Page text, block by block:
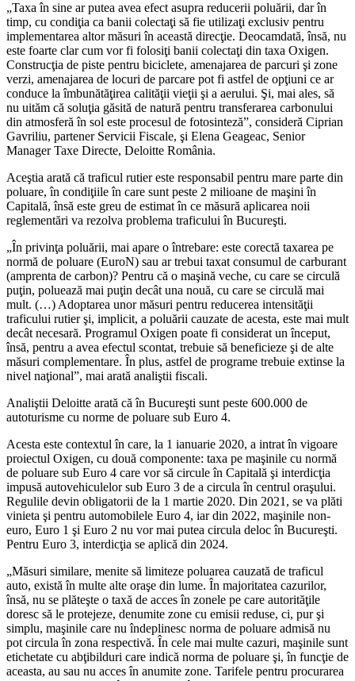
„Taxa în sine ar putea avea efect asupra reducerii poluării, dar în
timp, cu condiţia ca banii colectaţi să fie utilizaţi exclusiv pentru
implementarea altor măsuri în această direcţie. Deocamdată, însă, nu
este foarte clar cum vor fi folosiţi banii colectaţi din taxa Oxigen.
Construcţia de piste pentru biciclete, amenajarea de parcuri şi zone
verzi, amenajarea de locuri de parcare pot fi astfel de opţiuni ce ar
conduce la îmbunătăţirea calităţii vieţii şi a aerului. Şi, mai ales, să
nu uităm că soluţia găsită de natură pentru transferarea carbonului
din atmosferă în sol este procesul de fotosinteză”, consideră Ciprian
Gavriliu, partener Servicii Fiscale, şi Elena Geageac, Senior
Manager Taxe Directe, Deloitte România.
Aceştia arată că traficul rutier este responsabil pentru mare parte din
poluare, în condiţiile în care sunt peste 2 milioane de maşini în
Capitală, însă este greu de estimat în ce măsură aplicarea noii
reglementări va rezolva problema traficului în Bucureşti.
„În privinţa poluării, mai apare o întrebare: este corectă taxarea pe
normă de poluare (EuroN) sau ar trebui taxat consumul de carburant
(amprenta de carbon)? Pentru că o maşină veche, cu care se circulă
puţin, poluează mai puţin decât una nouă, cu care se circulă mai
mult. (…) Adoptarea unor măsuri pentru reducerea intensităţii
traficului rutier şi, implicit, a poluării cauzate de acesta, este mai mult
decât necesară. Programul Oxigen poate fi considerat un început,
însă, pentru a avea efectul scontat, trebuie să beneficieze şi de alte
măsuri complementare. În plus, astfel de programe trebuie extinse la
nivel naţional”, mai arată analiştii fiscali.
Analiştii Deloitte arată că în Bucureşti sunt peste 600.000 de
autoturisme cu norme de poluare sub Euro 4.
Acesta este contextul în care, la 1 ianuarie 2020, a intrat în vigoare
proiectul Oxigen, cu două componente: taxa pe maşinile cu normă
de poluare sub Euro 4 care vor să circule în Capitală şi interdicţia
impusă autovehiculelor sub Euro 3 de a circula în centrul oraşului.
Regulile devin obligatorii de la 1 martie 2020. Din 2021, se va plăti
vinieta şi pentru automobilele Euro 4, iar din 2022, maşinile non-
euro, Euro 1 şi Euro 2 nu vor mai putea circula deloc în Bucureşti.
Pentru Euro 3, interdicţia se aplică din 2024.
„Măsuri similare, menite să limiteze poluarea cauzată de traficul
auto, există în multe alte oraşe din lume. În majoritatea cazurilor,
însă, nu se plăteşte o taxă de acces în zonele pe care autorităţile
doresc să le protejeze, denumite zone cu emisii reduse, ci, pur şi
simplu, maşinile care nu îndeplinesc norma de poluare admisă nu
pot circula în zona respectivă. În cele mai multe cazuri, maşinile sunt
etichetate cu abţibilduri care indică norma de poluare şi, în funcţie de
aceasta, au sau nu acces în anumite zone. Tarifele pentru procurarea